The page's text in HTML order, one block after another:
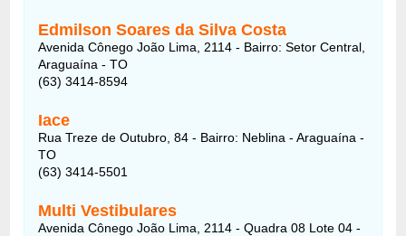
Edmilson Soares da Silva Costa
Avenida Cônego João Lima, 2114 - Bairro: Setor Central,
Araguaína - TO
(63) 3414-8594
Iace
Rua Treze de Outubro, 84 - Bairro: Neblina - Araguaína -
TO
(63) 3414-5501
Multi Vestibulares
Avenida Cônego João Lima, 2114 - Quadra 08 Lote 04 -